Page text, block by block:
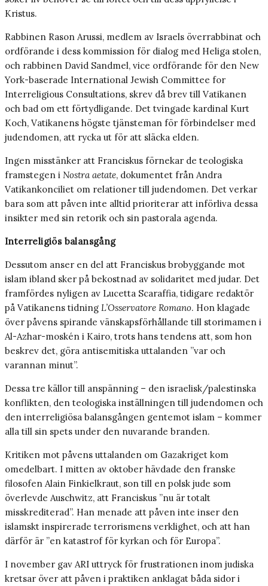
Kristus.
Rabbinen Rason Arussi, medlem av Israels överrabbinat och
ordförande i dess kommission för dialog med Heliga stolen,
och rabbinen David Sandmel, vice ordförande för den New
York-baserade International Jewish Committee for
Interreligious Consultations, skrev då brev till Vatikanen
och bad om ett förtydligande. Det tvingade kardinal Kurt
Koch, Vatikanens högste tjänsteman för förbindelser med
judendomen, att rycka ut för att släcka elden.
Ingen misstänker att Franciskus förnekar de teologiska
framstegen i Nostra aetate, dokumentet från Andra
Vatikankonciliet om relationer till judendomen. Det verkar
bara som att påven inte alltid prioriterar att införliva dessa
insikter med sin retorik och sin pastorala agenda.
Interreligiös balansgång
Dessutom anser en del att Franciskus brobyggande mot
islam ibland sker på bekostnad av solidaritet med judar. Det
framfördes nyligen av Lucetta Scaraffia, tidigare redaktör
på Vatikanens tidning L’Osservatore Romano. Hon klagade
över påvens spirande vänskapsförhållande till storimamen i
Al-Azhar-moskén i Kairo, trots hans tendens att, som hon
beskrev det, göra antisemitiska uttalanden ”var och
varannan minut”.
Dessa tre källor till anspänning – den israelisk/palestinska
konflikten, den teologiska inställningen till judendomen och
den interreligiösa balansgången gentemot islam – kommer
alla till sin spets under den nuvarande branden.
Kritiken mot påvens uttalanden om Gaza­kriget kom
omedelbart. I mitten av oktober hävdade den franske
filosofen Alain Finkielkraut, son till en polsk jude som
överlevde Auschwitz, att Franciskus ”nu är totalt
misskrediterad”. Han menade att påven inte inser den
islamskt inspirerade terrorismens verklighet, och att han
därför är ”en katastrof för kyrkan och för Europa”.
I november gav ARI uttryck för frustrationen inom judiska
kretsar över att påven i praktiken anklagat båda sidor i